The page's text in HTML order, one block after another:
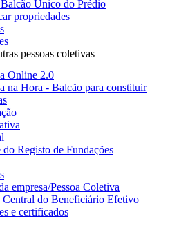
Único do Prédio
propriedades
pessoas coletivas
Online 2.0
na Hora - Balcão para constituir
do Registo de Fundações
empresa/Pessoa Coletiva
Central do Beneficiário Efetivo
e certificados